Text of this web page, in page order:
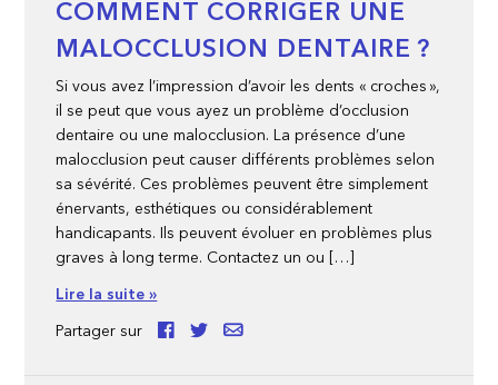
COMMENT CORRIGER UNE
MALOCCLUSION DENTAIRE ?
Si vous avez l’impression d’avoir les dents « croches »,
il se peut que vous ayez un problème d’occlusion
dentaire ou une malocclusion. La présence d’une
malocclusion peut causer différents problèmes selon
sa sévérité. Ces problèmes peuvent être simplement
énervants, esthétiques ou considérablement
handicapants. Ils peuvent évoluer en problèmes plus
graves à long terme. Contactez un ou […]
Lire la suite »
Partager sur